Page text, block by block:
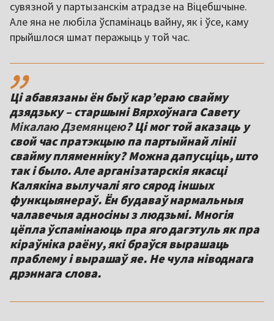
сувязной у партызанскім атрадзе на Віцебшчыне.
Але яна не любіла ўспамінаць вайну, як і ўсе, каму
прыйшлося шмат перажыць у той час.
,,
Ці абавязаны ён быў карʼераю свайму
дзядзьку – старшыні Вярхоўнага Савету
Мікалаю Дземянцею? Ці мог той аказаць у
свой час пратэкцыю па партыйнай лініі
свайму пляменніку? Можна дапусціць, што
так і было. Але арганізатарскія якасці
Калякіна вылучалі яго сярод іншых
функцыянераў. Ён будаваў нармальныя
чалавечыя адносіны з людзьмі. Многія
цёпла ўспамінаюць пра яго дагэтуль як пра
кіраўніка раёну, які браўся вырашаць
праблему і вырашаў яе. Не чула ніводнага
дрэннага слова.